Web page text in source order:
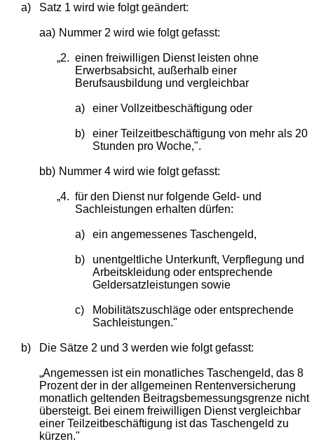
a) Satz 1 wird wie folgt geändert:
aa) Nummer 2 wird wie folgt gefasst:
„2. einen freiwilligen Dienst leisten ohne
Erwerbsabsicht, außerhalb einer
Berufsausbildung und vergleichbar
a) einer Vollzeitbeschäftigung oder
b)
einer Teilzeitbeschäftigung von mehr als 20
Stunden pro Woche,".
bb) Nummer 4 wird wie folgt gefasst:
„4. für den Dienst nur folgende Geld- und
Sachleistungen erhalten dürfen:
a) ein angemessenes Taschengeld,
b)
unentgeltliche Unterkunft, Verpflegung und
Arbeitskleidung oder entsprechende
Geldersatzleistungen sowie
c)
Mobilitätszuschläge oder entsprechende
Sachleistungen."
b) Die Sätze 2 und 3 werden wie folgt gefasst:
„Angemessen ist ein monatliches Taschengeld, das 8
Prozent der in der allgemeinen Rentenversicherung
monatlich geltenden Beitragsbemessungsgrenze nicht
übersteigt. Bei einem freiwilligen Dienst vergleichbar
einer Teilzeitbeschäftigung ist das Taschengeld zu
kürzen."